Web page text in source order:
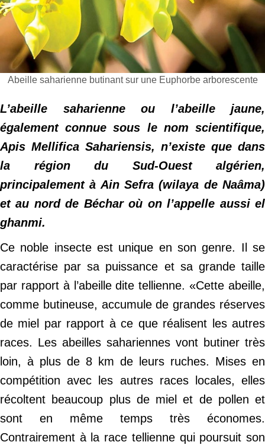
Abeille saharienne butinant sur une Euphorbe arborescente
L’abeille saharienne ou l’abeille jaune,
également connue sous le nom scientifique,
Apis Mellifica Sahariensis, n’existe que dans
la région du Sud-Ouest algérien,
principalement à Ain Sefra (wilaya de Naâma)
et au nord de Béchar où on l’appelle aussi el
ghanmi.
Ce noble insecte est unique en son genre. Il se
caractérise par sa puissance et sa grande taille
par rapport à l’abeille dite tellienne. «Cette abeille,
comme butineuse, accumule de grandes réserves
de miel par rapport à ce que réalisent les autres
races. Les abeilles sahariennes vont butiner très
loin, à plus de 8 km de leurs ruches. Mises en
compétition avec les autres races locales, elles
récoltent beaucoup plus de miel et de pollen et
sont en même temps très économes.
Contrairement à la race tellienne qui poursuit son